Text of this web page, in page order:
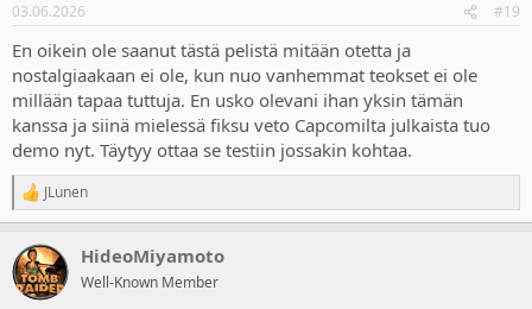
s
03.06.2026 #19
En oikein ole saanut tästä pelistä mitään otetta ja
nostalgiaakaan ei ole, kun nuo vanhemmat teokset ei ole
millään tapaa tuttuja. En usko olevani ihan yksin tämän
kanssa ja siinä mielessä fiksu veto Capcomilta julkaista tuo
demo nyt. Täytyy ottaa se testiin jossakin kohtaa.
R
e
c
t
i
JLunen
HideoMiyamoto
Well-Known Member